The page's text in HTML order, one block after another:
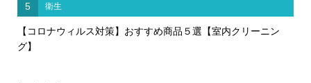
5 衛生
【コロナウィルス対策】おすすめ商品５選【室内クリーニン
グ】